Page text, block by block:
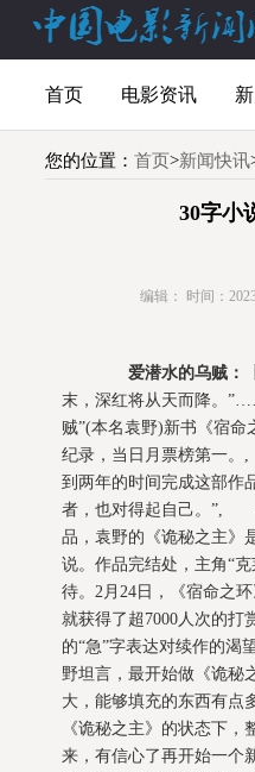
首页 电影资讯
您的位置： 首页>新闻快讯
30字小
编辑： 时间：
爱潜水的乌贼：
末，深红将从天而降。
贼”(本名袁野)新书《宿命
纪录，当日月票榜第一
到两年的时间完成这部作
者，也对得起自己。”,
品，袁野的《诡秘之主》
说。作品完结处，主角“
待。2月24日，《宿命之
就获得了超7000人次的打
的“急”字表达对续作的
野坦言，最开始做《诡秘
大，能够填充的东西有点
《诡秘之主》的状态下
来，有信心了再开始一